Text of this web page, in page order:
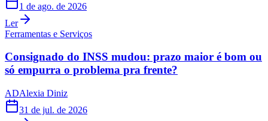
1 de ago. de 2026
Ler
Ferramentas e Serviços
Consignado do INSS mudou: prazo maior é bom ou
só empurra o problema pra frente?
ADAlexia Diniz
31 de jul. de 2026